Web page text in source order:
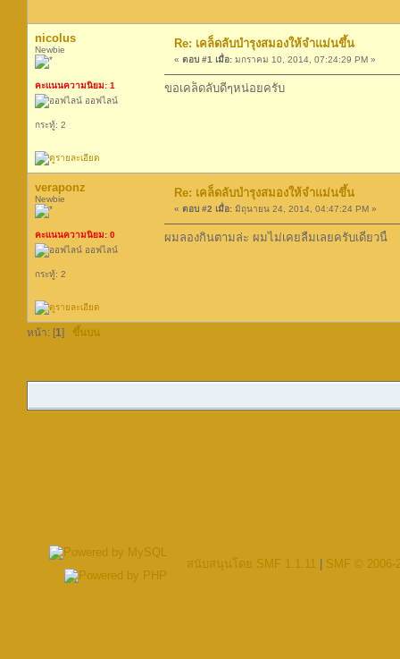
nicolus
Newbie
คะแนนความนิยม: 1
ออฟไลน์
กระทู้: 2
Re: เคล็ดลับบำรุงสมองให้จำแม่นขึ้น
« ตอบ #1 เมื่อ: มกราคม 10, 2014, 07:24:29 PM »
ขอเคล็ดลับดีๆหน่อยครับ
veraponz
Newbie
คะแนนความนิยม: 0
ออฟไลน์
กระทู้: 2
Re: เคล็ดลับบำรุงสมองให้จำแม่นขึ้น
« ตอบ #2 เมื่อ: มิถุนายน 24, 2014, 04:47:24 PM »
ผมลองกินตามล่ะ ผมไม่เคยลืมเลยครับเดี๋ยวนี้
หน้า: [1] ขึ้นบน
สนับสนุนโดย SMF 1.1.11 SMF © 2006-